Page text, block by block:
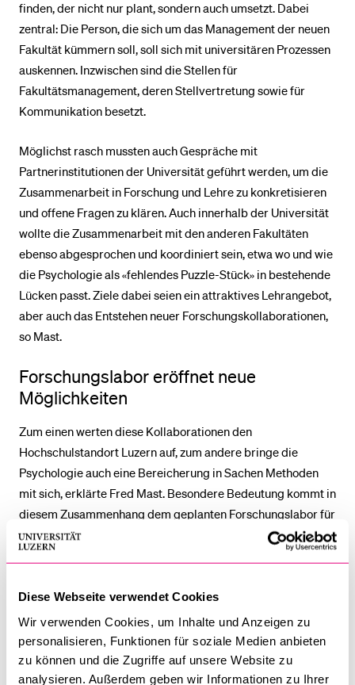
Diese Webseite verwendet Cookies
Wir verwenden Cookies, um Inhalte und Anzeigen zu
personalisieren, Funktionen für soziale Medien anbieten
zu können und die Zugriffe auf unsere Website zu
analysieren. Außerdem geben wir Informationen zu Ihrer
finden, der nicht nur plant, sondern auch umsetzt. Dabei
zentral: Die Person, die sich um das Management der neuen
Fakultät kümmern soll, soll sich mit universitären Prozessen
auskennen. Inzwischen sind die Stellen für
Fakultätsmanagement, deren Stellvertretung sowie für
Kommunikation besetzt.
Möglichst rasch mussten auch Gespräche mit
Partnerinstitutionen der Universität geführt werden, um die
Zusammenarbeit in Forschung und Lehre zu konkretisieren
und offene Fragen zu klären. Auch innerhalb der Universität
wollte die Zusammenarbeit mit den anderen Fakultäten
ebenso abgesprochen und koordiniert sein, etwa wo und wie
die Psychologie als «fehlendes Puzzle-Stück» in bestehende
Lücken passt. Ziele dabei seien ein attraktives Lehrangebot,
aber auch das Entstehen neuer Forschungskollaborationen,
so Mast.
Forschungslabor eröffnet neue
Möglichkeiten
Zum einen werten diese Kollaborationen den
Hochschulstandort Luzern auf, zum andere bringe die
Psychologie auch eine Bereicherung in Sachen Methoden
mit sich, erklärte Fred Mast. Besondere Bedeutung kommt in
diesem Zusammenhang dem geplanten Forschungslabor für
Verhaltenswissenschaften und Psychologie zu, welches allen
Forschenden auf dem Campus Luzern offenstehen wird. In
werden, die sich mit sogenanntem implizitem menschlichem
Verhalten befassen. Zum Beispiel können Reaktionszeiten
auf Fragen gemessen oder es kann via Eye-Tracking
untersucht werden, wo jemand z.B. im virtuellen Raum genau
hinblickt. Dies steht expliziten Untersuchungen von